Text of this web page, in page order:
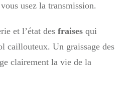
usez la transmission.
et l’état des fraises qui
caillouteux. Un graissage des
clairement la vie de la